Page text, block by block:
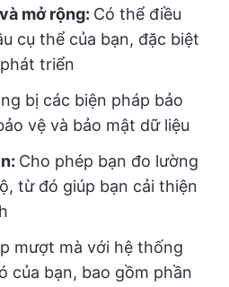
mở rộng: Có thể điều
cụ thể của bạn, đặc biệt
triển
bị các biện pháp bảo
vệ và bảo mật dữ liệu
Cho phép bạn đo lường
từ đó giúp bạn cải thiện
mượt mà với hệ thống
của bạn, bao gồm phần